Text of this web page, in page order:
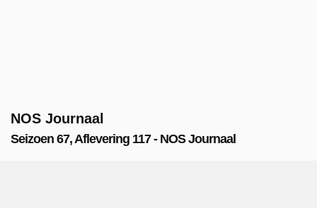
NOS Journaal
Seizoen 67, Aflevering 117 - NOS Journaal